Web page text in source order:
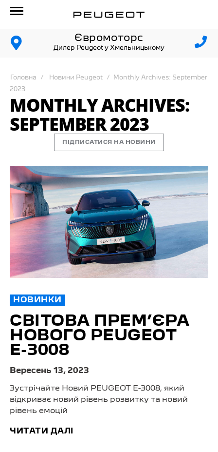
Євромоторс
Дилер Peugeot у Хмельницькому
Головна Новини Peugeot Monthly Archives: September
2023
MONTHLY ARCHIVES:
SEPTEMBER 2023
ПІДПИСАТИСЯ НА НОВИНИ
НОВИНКИ
СВІТОВА ПРЕМ’ЄРА
НОВОГО PEUGEOT
E⁠-⁠3008
Вересень 13, 2023
Зустрічайте Новий PEUGEOT E-3008, який
відкриває новий рівень розвитку та новий
рівень емоцій
ЧИТАТИ ДАЛІ